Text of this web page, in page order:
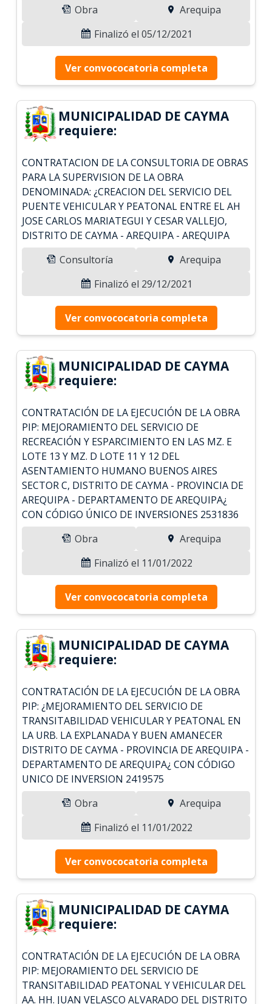
Obra
Arequipa
Finalizó el 05/12/2021
Ver convococatoria completa
MUNICIPALIDAD DE CAYMA
requiere:
CONTRATACION DE LA CONSULTORIA DE OBRAS
PARA LA SUPERVISION DE LA OBRA
DENOMINADA: ¿CREACION DEL SERVICIO DEL
PUENTE VEHICULAR Y PEATONAL ENTRE EL AH
JOSE CARLOS MARIATEGUI Y CESAR VALLEJO,
DISTRITO DE CAYMA - AREQUIPA - AREQUIPA
Consultoría
Arequipa
Finalizó el 29/12/2021
Ver convococatoria completa
MUNICIPALIDAD DE CAYMA
requiere:
CONTRATACIÓN DE LA EJECUCIÓN DE LA OBRA
PIP: MEJORAMIENTO DEL SERVICIO DE
RECREACIÓN Y ESPARCIMIENTO EN LAS MZ. E
LOTE 13 Y MZ. D LOTE 11 Y 12 DEL
ASENTAMIENTO HUMANO BUENOS AIRES
SECTOR C, DISTRITO DE CAYMA - PROVINCIA DE
AREQUIPA - DEPARTAMENTO DE AREQUIPA¿
CON CÓDIGO ÚNICO DE INVERSIONES 2531836
Obra
Arequipa
Finalizó el 11/01/2022
Ver convococatoria completa
MUNICIPALIDAD DE CAYMA
requiere:
CONTRATACIÓN DE LA EJECUCIÓN DE LA OBRA
PIP: ¿MEJORAMIENTO DEL SERVICIO DE
TRANSITABILIDAD VEHICULAR Y PEATONAL EN
LA URB. LA EXPLANADA Y BUEN AMANECER
DISTRITO DE CAYMA - PROVINCIA DE AREQUIPA -
DEPARTAMENTO DE AREQUIPA¿ CON CÓDIGO
UNICO DE INVERSION 2419575
Obra
Arequipa
Finalizó el 11/01/2022
Ver convococatoria completa
MUNICIPALIDAD DE CAYMA
requiere:
CONTRATACIÓN DE LA EJECUCIÓN DE LA OBRA
PIP: MEJORAMIENTO DEL SERVICIO DE
TRANSITABILIDAD PEATONAL Y VEHICULAR DEL
AA. HH. JUAN VELASCO ALVARADO DEL DISTRITO